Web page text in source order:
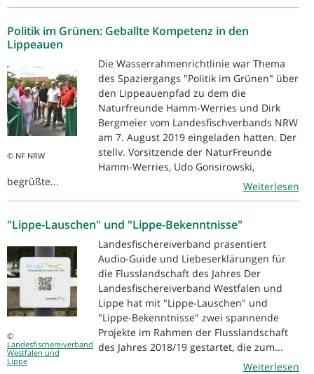
Politik im Grünen: Geballte Kompetenz in den
Lippeauen
© NF NRW
Die Wasserrahmenrichtlinie war Thema
des Spaziergangs "Politik im Grünen" über
den Lippeauenpfad zu dem die
Naturfreunde Hamm-Werries und Dirk
Bergmeier vom Landesfischverbands NRW
am 7. August 2019 eingeladen hatten. Der
stellv. Vorsitzende der NaturFreunde
Hamm-Werries, Udo Gonsirowski,
begrüßte...
Weiterlesen
"Lippe-Lauschen" und "Lippe-Bekenntnisse"
©
Landesfischereiverband
Westfalen und
Lippe
Landesfischereiverband präsentiert
Audio-Guide und Liebeserklärungen für
die Flusslandschaft des Jahres Der
Landesfischereiverband Westfalen und
Lippe hat mit "Lippe-Lauschen" und
"Lippe-Bekenntnisse" zwei spannende
Projekte im Rahmen der Flusslandschaft
des Jahres 2018/19 gestartet, die zum...
Weiterlesen